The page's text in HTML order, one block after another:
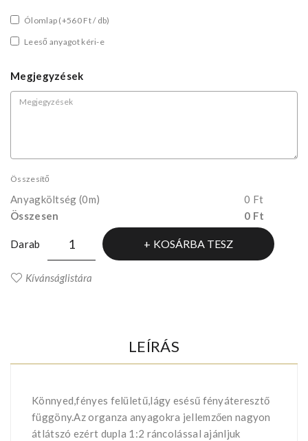
Ólomlap (+560 Ft / db)
Leeső anyagot kéri-e
Megjegyzések
Összesítő
Anyagköltség (0m)
0 Ft
Összesen
0 Ft
Darab KOSÁRBA TESZ
Kívánságlistára
LEÍRÁS
Könnyed,fényes felületű,lágy esésű fényáteresztő
függöny.Az organza anyagokra jellemzően nagyon
átlátszó ezért dupla 1:2 ráncolással ajánljuk